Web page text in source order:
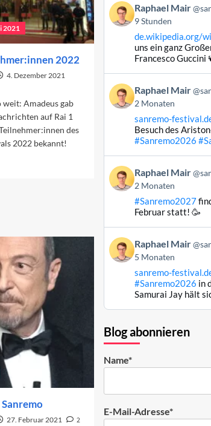
2021
2022
4. Dezember 2021
weit: Amadeus gab
auf Rai 1
des
2022 bekannt!
27. Februar 2021
2
Beitrag
von
Raphael
Raphael Mair
9 Stunden
de.wikipedia.org/
uns ein ganz
Francesco
Beitrag
von
Raphael
Raphael Mair
2 Monaten
sanremo-
Besuch des
#Sanremo2026
Beitrag
von
Raphael
Bluesky
ansehen
Raphael Mair
2 Monaten
#Sanremo2027
Februar statt! 🥳
Beitrag
von
Raphael
Raphael Mair
5 Monaten
sanremo-
#Sanremo2026 in
Samurai Jay hält
Blog abonnieren
Name*
E-Mail-Adresse*